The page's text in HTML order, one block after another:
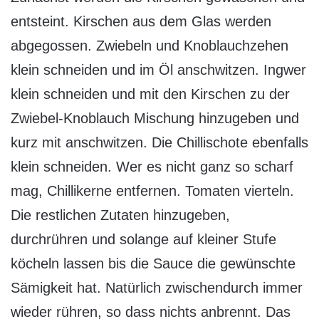
entsteint. Kirschen aus dem Glas werden
abgegossen. Zwiebeln und Knoblauchzehen
klein schneiden und im Öl anschwitzen. Ingwer
klein schneiden und mit den Kirschen zu der
Zwiebel-Knoblauch Mischung hinzugeben und
kurz mit anschwitzen. Die Chillischote ebenfalls
klein schneiden. Wer es nicht ganz so scharf
mag, Chillikerne entfernen. Tomaten vierteln.
Die restlichen Zutaten hinzugeben,
durchrühren und solange auf kleiner Stufe
köcheln lassen bis die Sauce die gewünschte
Sämigkeit hat. Natürlich zwischendurch immer
wieder rühren, so dass nichts anbrennt. Das